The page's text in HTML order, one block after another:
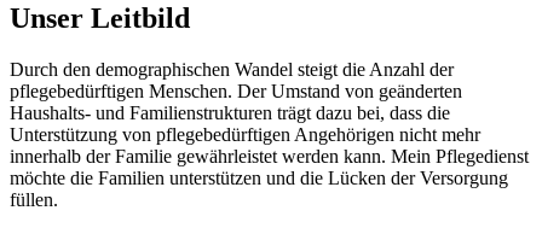
Unser Leitbild
Durch den demographischen Wandel steigt die Anzahl der
pflegebedürftigen Menschen. Der Umstand von geänderten
Haushalts- und Familienstrukturen trägt dazu bei, dass die
Unterstützung von pflegebedürftigen Angehörigen nicht mehr
innerhalb der Familie gewährleistet werden kann. Mein Pflegedienst
möchte die Familien unterstützen und die Lücken der Versorgung
füllen.